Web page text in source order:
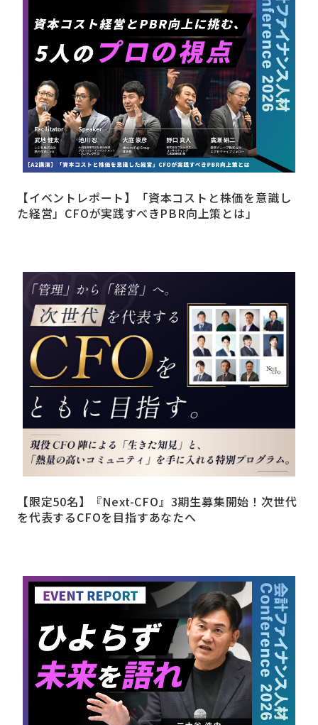
【イベントレポート】「資本コストと株価を意識し
た経営」CFOが実践すべきPBR向上策とは」
【限定50名】『Next-CFO』3期生募集開始！次世代
を代表するCFOを目指すあなたへ